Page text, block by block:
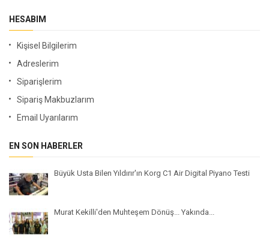
HESABIM
Kişisel Bilgilerim
Adreslerim
Siparişlerim
Sipariş Makbuzlarım
Email Uyarılarım
EN SON HABERLER
Büyük Usta Bilen Yıldırır'ın Korg C1 Air Digital Piyano Testi
Murat Kekilli'den Muhteşem Dönüş... Yakında...